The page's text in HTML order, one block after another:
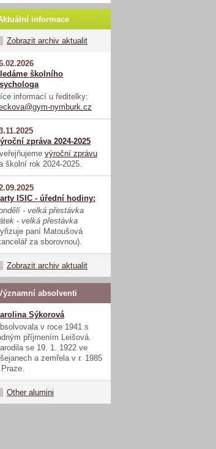
informace
Zobrazit archiv aktualit
školního
informací u ředitelky:
nymburk.cz
zpráva 2024-2025
výroční zprávu
školní rok 2024-2025.
ISIC - úřední hodiny:
- velká přestávka
- velká přestávka
paní Matoušová
za sborovnou).
Zobrazit archiv aktualit
absolventi
Sýkorová
v roce 1941 s
příjmením Leišová.
se 19. 1. 1922 ve
a zemřela v r. 1985
Other alumini